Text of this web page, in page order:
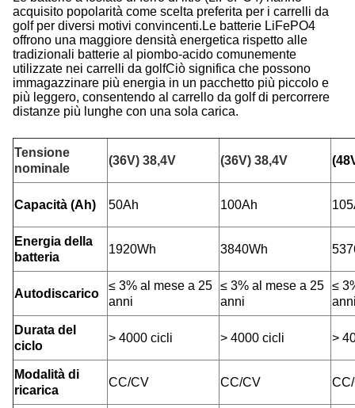
acquisito popolarità come scelta preferita per i carrelli da
golf per diversi motivi convincenti.Le batterie LiFePO4
offrono una maggiore densità energetica rispetto alle
tradizionali batterie al piombo-acido comunemente
utilizzate nei carrelli da golfCiò significa che possono
immagazzinare più energia in un pacchetto più piccolo e
più leggero, consentendo al carrello da golf di percorrere
distanze più lunghe con una sola carica.
Tensione
nominale
(36V) 38,4V (36V) 38,4V
Capacità (Ah) 50Ah 100Ah
Energia della
batteria
1920Wh 3840Wh
Autodiscarico
≤ 3% al mese a 25
anni
≤ 3% al mese a 25
anni
≤
Durata del
ciclo
> 4000 cicli > 4000 cicli >
Modalità di
ricarica
CC/CV CC/CV